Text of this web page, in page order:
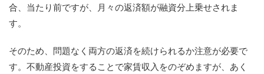
合、当たり前ですが、月々の返済額が融資分上乗せされま
す。
そのため、問題なく両方の返済を続けられるか注意が必要で
す。不動産投資をすることで家賃収入をのぞめますが、あく